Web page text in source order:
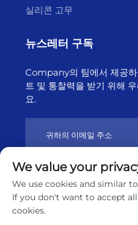
실리콘 고무
뉴스레터 구독
Company의 팀에서 제공
트 및 통찰력을 받기 위해
요.
저작권 © 2025년 리ány운강 하이
개인정보 처리방침
We value your
We use cookies and similar
If you don't want to accept
cookies.